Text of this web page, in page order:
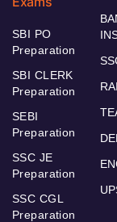
SBI PO
Preparation
SBI CLERK
Preparation
SEBI
Preparation
SSC JE
Preparation
SSC CGL
Preparation